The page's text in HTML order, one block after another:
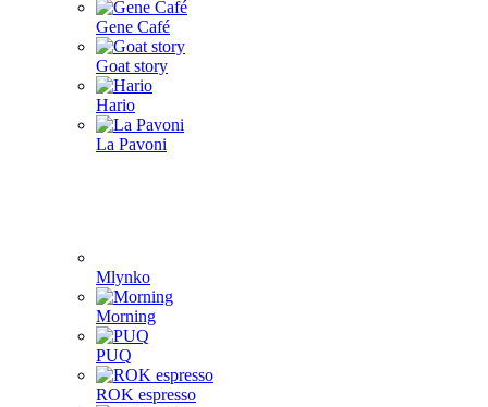
Gene Café
Goat story
Hario
La Pavoni
Mlynko
Morning
PUQ
ROK espresso